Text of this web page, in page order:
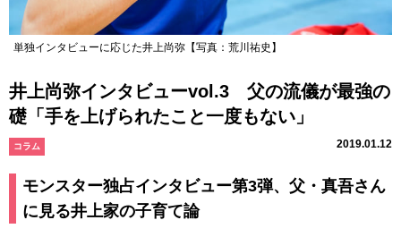
単独インタビューに応じた井上尚弥【写真：荒川祐史】
井上尚弥インタビューvol.3 父の流儀が最強の
礎「手を上げられたこと一度もない」
コラム 2019.01.12
モンスター独占インタビュー第3弾、父・真吾さん
に見る井上家の子育て論